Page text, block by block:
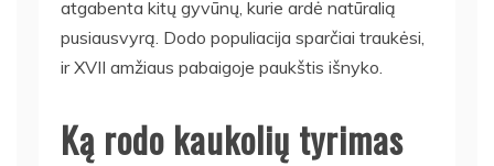
atgabenta kitų gyvūnų, kurie ardė natūralią
pusiausvyrą. Dodo populiacija sparčiai traukėsi,
ir XVII amžiaus pabaigoje paukštis išnyko.
Ką rodo kaukolių tyrimas